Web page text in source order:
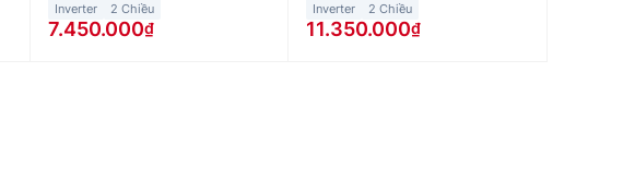
Inverter 2 Chiều
7.450.000
Inverter 2 Chiều
11.350.000